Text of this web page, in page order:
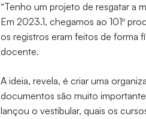
“Tenho um projeto de resgatar a
Em 2023.1, chegamos ao 101º
os registros eram feitos de forma
docente.
A ideia, revela, é criar uma
documentos são muito
lançou o vestibular, quais os